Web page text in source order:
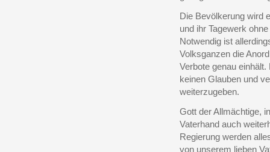
Die Bevölkerung wird
und ihr Tagewerk
Notwendig ist
Volksganzen die
Verbote genau
keinen Glauben und
weiterzugeben.
Gott der Allmächtige,
Vaterhand auch
Regierung werden
von unserem lieben